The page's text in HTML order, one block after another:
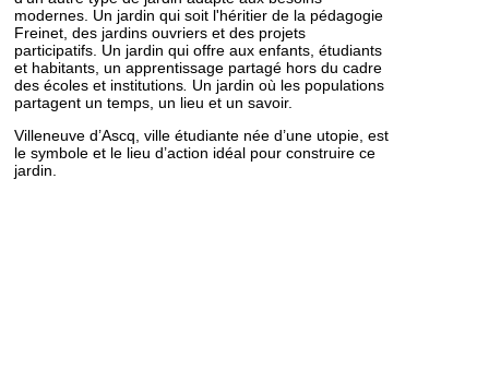
modernes. Un jardin qui soit l'héritier de la pédagogie
Freinet, des jardins ouvriers et des projets
participatifs. Un jardin qui offre aux enfants, étudiants
et habitants, un apprentissage partagé hors du cadre
des écoles et institutions Un jardin où les populations
partagent un temps, un lieu et un savoir.
Villeneuve d’Ascq, ville étudiante née d’une utopie, est
le symbole et le lieu d’action idéal pour construire ce
jardin.